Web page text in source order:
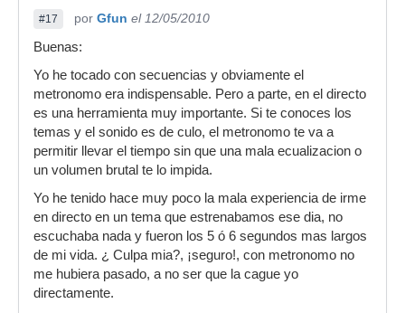
#17 por Gfun el 12/05/2010
Buenas:
Yo he tocado con secuencias y obviamente el
metronomo era indispensable. Pero a parte, en el directo
es una herramienta muy importante. Si te conoces los
temas y el sonido es de culo, el metronomo te va a
permitir llevar el tiempo sin que una mala ecualizacion o
un volumen brutal te lo impida.
Yo he tenido hace muy poco la mala experiencia de irme
en directo en un tema que estrenabamos ese dia, no
escuchaba nada y fueron los 5 ó 6 segundos mas largos
de mi vida. ¿ Culpa mia?, ¡seguro!, con metronomo no
me hubiera pasado, a no ser que la cague yo
directamente.